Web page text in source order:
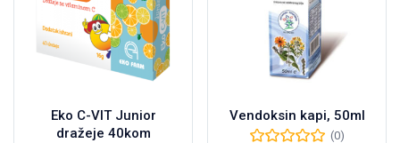
Eko C-VIT Junior
dražeje 40kom
Vendoksin kapi, 50ml
(0)